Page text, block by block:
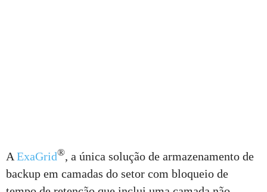
A ExaGrid®, a única solução de armazenamento de
backup em camadas do setor com bloqueio de